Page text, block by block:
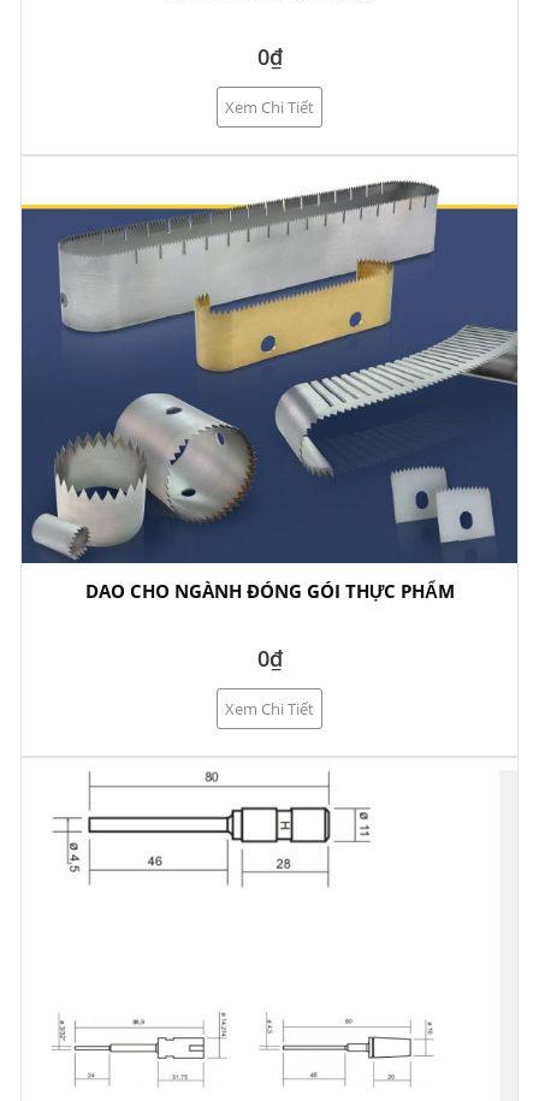
0₫
Xem Chi Tiết
DAO CHO NGÀNH ĐÓNG GÓI THỰC PHẨM
0₫
Xem Chi Tiết